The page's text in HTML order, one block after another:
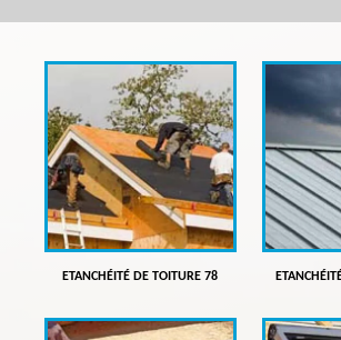
ETANCHÉITÉ DE TOITURE 78